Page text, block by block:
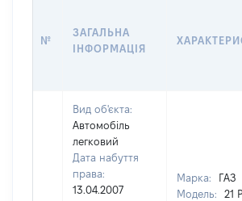
№
ЗАГАЛЬНА
ІНФОРМАЦІЯ
Вид об'єкта:
Автомобіль
легковий
Дата набуття
права:
13.04.2007
Марка:
ГАЗ
Модель:
21 Р